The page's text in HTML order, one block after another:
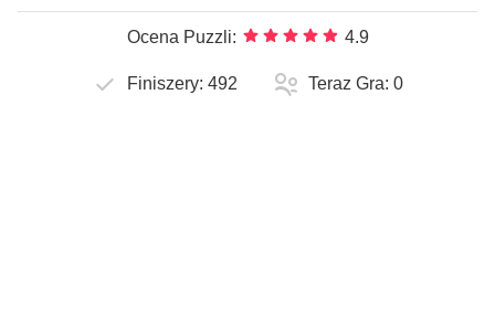
Ocena Puzzli: 4.9
Finiszery: 492 Teraz Gra: 0